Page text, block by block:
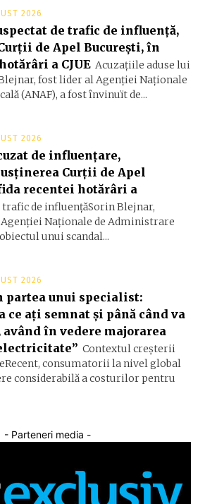
2026
de trafic de influență,
de Apel București, în
a CJUE Acuzațiile aduse lui
fost lider al Agenției Naționale
(ANAF), a fost învinuït de...
2026
de influențare,
Curții de Apel
recentei hotărâri a
de influențăSorin Blejnar,
Naționale de Administrare
unui scandal...
2026
partea unui specialist:
ce ați semnat și până când va
în vedere majorarea
Contextul creșterii
consumatorii la nivel global
considerabilă a costurilor pentru
- Parteneri media -